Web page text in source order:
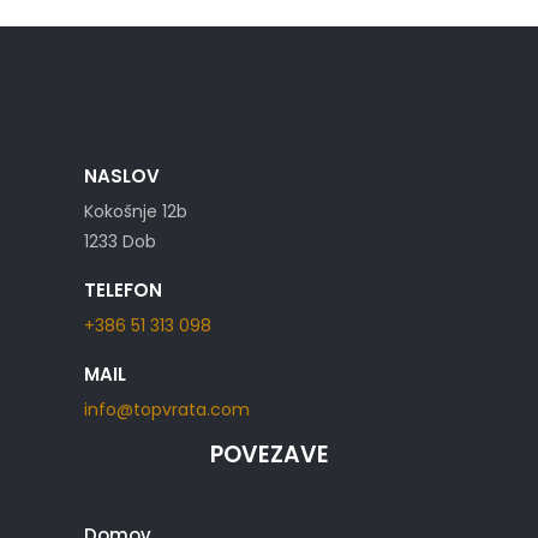
NASLOV
Kokošnje 12b
1233 Dob
TELEFON
+386 51 313 098
MAIL
info@topvrata.com
POVEZAVE